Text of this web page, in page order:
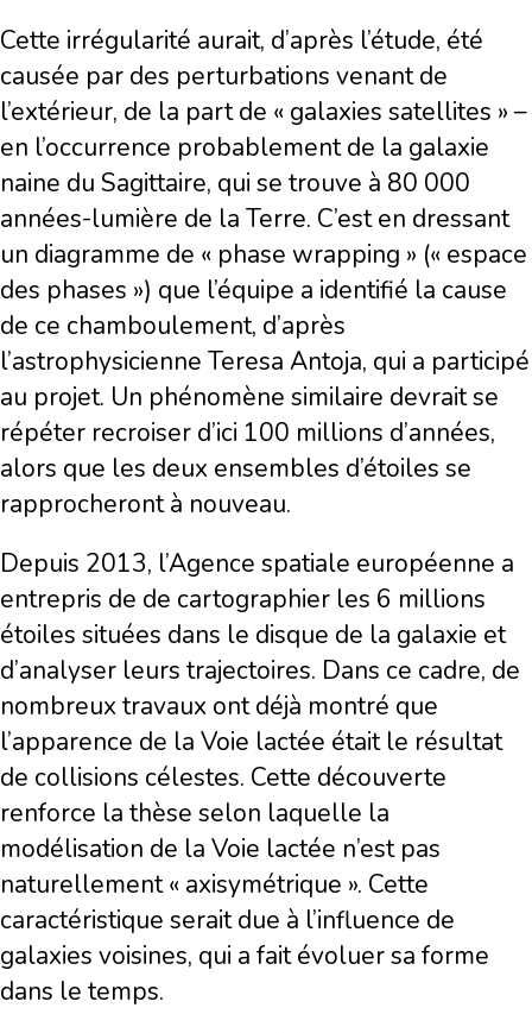
Cette irrégularité aurait, d’après l’étude, été
causée par des perturbations venant de
l’extérieur, de la part de « galaxies satellites » –
en l’occurrence probablement de la galaxie
naine du Sagittaire, qui se trouve à 80 000
années-lumière de la Terre. C’est en dressant
un diagramme de « phase wrapping » (« espace
des phases ») que l’équipe a identifié la cause
de ce chamboulement, d’après
l’astrophysicienne Teresa Antoja, qui a participé
au projet. Un phénomène similaire devrait se
répéter recroiser d’ici 100 millions d’années,
alors que les deux ensembles d’étoiles se
rapprocheront à nouveau.
Depuis 2013, l’Agence spatiale européenne a
entrepris de de cartographier les 6 millions
étoiles situées dans le disque de la galaxie et
d’analyser leurs trajectoires. Dans ce cadre, de
nombreux travaux ont déjà montré que
l’apparence de la Voie lactée était le résultat
de collisions célestes. Cette découverte
renforce la thèse selon laquelle la
modélisation de la Voie lactée n’est pas
naturellement « axisymétrique ». Cette
caractéristique serait due à l’influence de
galaxies voisines, qui a fait évoluer sa forme
dans le temps.